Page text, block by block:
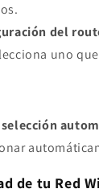
del
uno
de tu Red